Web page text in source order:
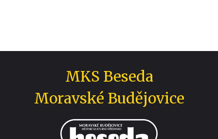
MKS Beseda
Moravské Budějovice